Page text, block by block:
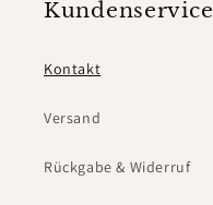
Kundenservice
Kontakt
Versand
Rückgabe & Widerruf